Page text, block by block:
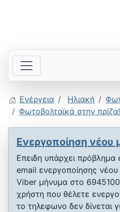
Ενέργεια Ηλιακή
Φωτοβολταϊκά στην πρίζα!
Ενεργοποίηση νέου
Επειδη υπάρχει
email ενεργοποίησης νέου
Viber μήνυμα στο
χρήστη που θέλετε
το τηλεφωνο δεν δίνεται